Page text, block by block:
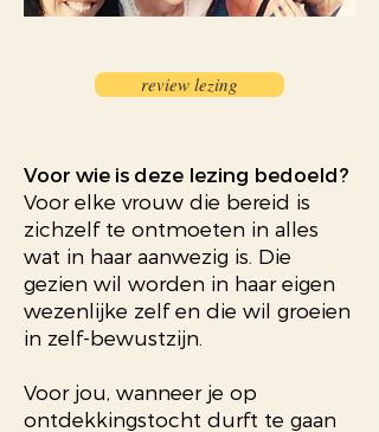
Voor wie is deze lezing bedoeld?
Voor elke vrouw die bereid is
zichzelf te ontmoeten in alles
wat in haar aanwezig is. Die
gezien wil worden in haar eigen
wezenlijke zelf en die wil groeien
in zelf-bewustzijn.
Voor jou, wanneer je op
ontdekkingstocht durft te gaan
review lezing